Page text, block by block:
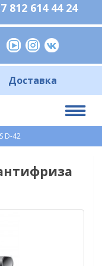
812 614 44 24
Доставка
D-42